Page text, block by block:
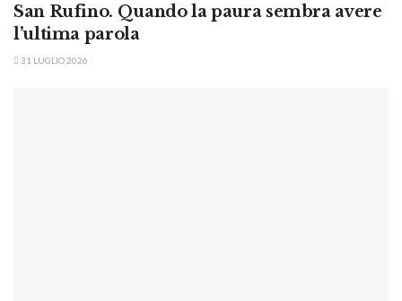
San Rufino. Quando la paura sembra avere
l’ultima parola
31 LUGLIO 2026